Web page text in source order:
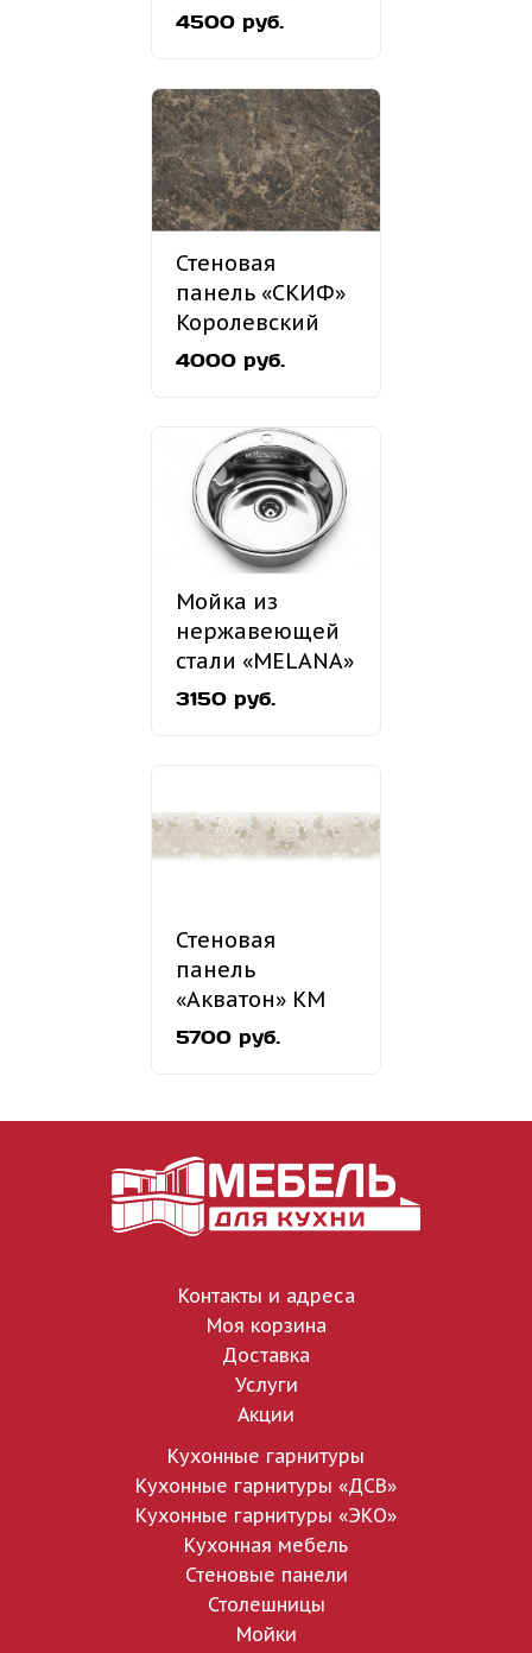
хижина №39
4500 руб.
Стеновая
панель «СКИФ»
Королевский
опал №183
4000 руб.
Мойка из
нержавеющей
стали «MELANA»
MLN-490
3150 руб.
Стеновая
панель
«Акватон» КМ
37
5700 руб.
Контакты и адреса
Моя корзина
Доставка
Услуги
Акции
Кухонные гарнитуры
Кухонные гарнитуры «ДСВ»
Кухонные гарнитуры «ЭКО»
Кухонная мебель
Стеновые панели
Столешницы
Мойки